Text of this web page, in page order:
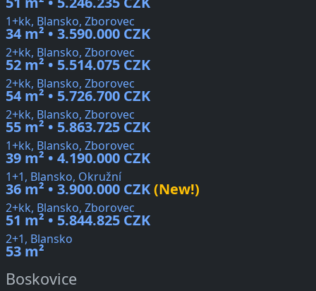
1+kk, Blansko, Zborovec
34 m² • 3.590.000 CZK
2+kk, Blansko, Zborovec
52 m² • 5.514.075 CZK
2+kk, Blansko, Zborovec
54 m² • 5.726.700 CZK
2+kk, Blansko, Zborovec
55 m² • 5.863.725 CZK
1+kk, Blansko, Zborovec
39 m² • 4.190.000 CZK
1+1, Blansko, Okružní
36 m² • 3.900.000 CZK(New!)
2+kk, Blansko, Zborovec
51 m² • 5.844.825 CZK
2+1, Blansko
53 m²
Boskovice